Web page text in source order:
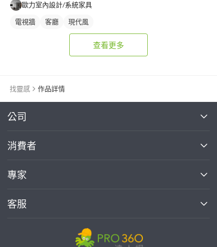
歐力室內設計/系統家具
電視牆 客廳 現代風
查看更多
找靈感 作品詳情
公司
關於我們
部落格
加入我們
消費者
買服務
熱門服務
專家
案件中心
客服
繼續完成